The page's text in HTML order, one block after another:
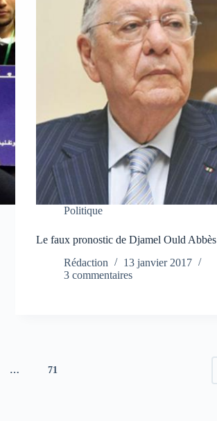
Politique
Le faux pronostic de Djamel Ould Abbès
Rédaction
13 janvier 2017
3 commentaires
… 71